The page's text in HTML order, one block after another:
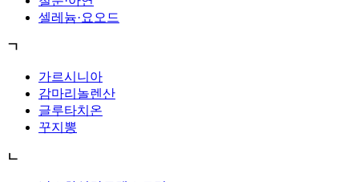
셀레늄·요오드
ㄱ
가르시니아
감마리놀렌산
글루타치온
꾸지뽕
ㄴ